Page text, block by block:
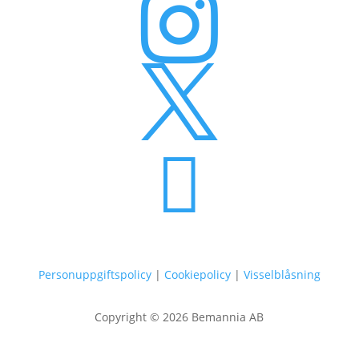



Personuppgiftspolicy| Cookiepolicy| Visselblåsning
Copyright © 2026 Bemannia AB